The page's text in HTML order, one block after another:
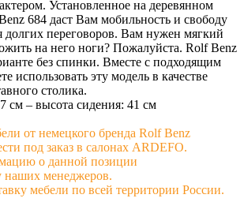
Установленное на деревянном
684 даст Вам мобильность и свободу
долгих переговоров. Вам нужен мягкий
на него ноги? Пожалуйста. Rolf Benz
без спинки. Вместе с подходящим
использовать эту модель в качестве
столика.
см – высота сидения: 41 см
от немецкого бренда Rolf Benz
под заказ в салонах ARDEFO.
о данной позиции
наших менеджеров.
мебели по всей территории России.